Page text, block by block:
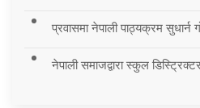
प्रवासमा नेपाली पाठ्यक्रम सुधार्न
नेपाली समाजद्वारा स्कुल